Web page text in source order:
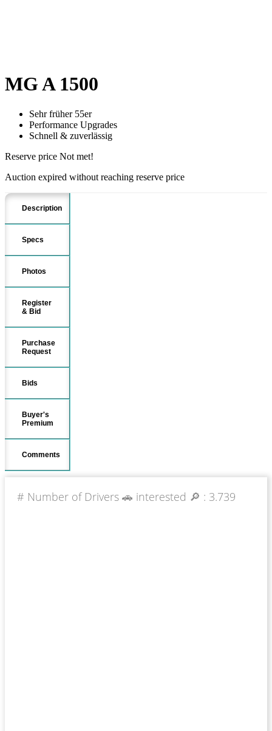
MG A 1500
Sehr früher 55er
Performance Upgrades
Schnell & zuverlässig
Reserve price Not met!
Auction expired without reaching reserve price
Description
Specs
Photos
Register
& Bid
Purchase
Request
Bids
Buyer's
Premium
Comments
# Number of Drivers 🚗 interested 🔎 : 3.739